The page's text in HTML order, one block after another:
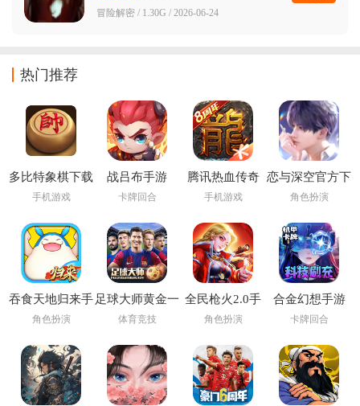
冒险解密 / 1.30G / 2026-06-24
热门推荐
多比特象棋下载
手机游戏
战吕布手游
卡牌回合
腾讯热血传奇
手机游戏
恋与深空官方下
载
角色扮演
吞食天地归来手
游
角色扮演
足球大师黄金一
代九游版
体育竞技
全民枪火2.0手
游
角色扮演
合金幻想手游
卡牌回合